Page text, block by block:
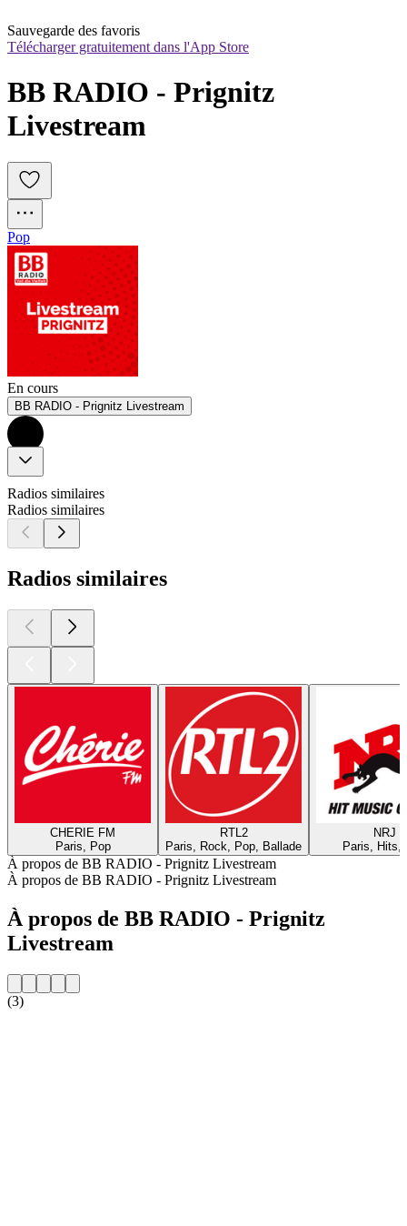
Sauvegarde des favoris
Télécharger gratuitement dans l'App Store
BB RADIO - Prignitz
Livestream
Pop
En cours
BB RADIO - Prignitz Livestream
Radios similaires
Radios similaires
Radios similaires
CHERIE FM
Paris, Pop
RTL2
Paris, Rock, Pop, Ballade
NRJ
Paris, Hits,
À propos de BB RADIO - Prignitz Livestream
À propos de BB RADIO - Prignitz Livestream
À propos de BB RADIO - Prignitz
Livestream
(3)